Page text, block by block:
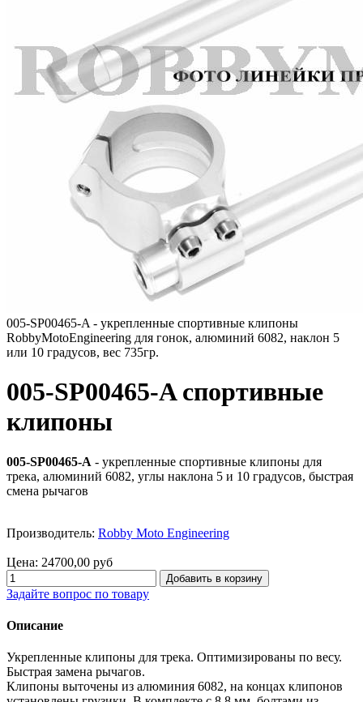
005-SP00465-A - укрепленные спортивные клипоны
RobbyMotoEngineering для гонок, алюминий 6082, наклон 5
или 10 градусов, вес 735гр.
005-SP00465-A спортивные
клипоны
005-SP00465-A - укрепленные спортивные клипоны для
трека, алюминий 6082, углы наклона 5 и 10 градусов, быстрая
смена рычагов
Производитель: Robby Moto Engineering
Цена: 24700,00 руб
Задайте вопрос по товару
Описание
Укрепленные клипоны для трека. Оптимизированы по весу.
Быстрая замена рычагов.
Клипоны выточены из алюминия 6082, на концах клипонов